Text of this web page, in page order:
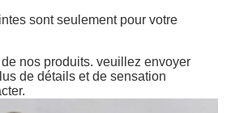
sont seulement pour votre
nos produits. veuillez envoyer
de détails et de sensation